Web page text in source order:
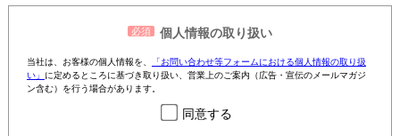
個人情報の取り扱い
同意する
当社は、お客様の個人情報を、
「お問い合わせ等フォームにおける個人情報の取り扱
い」 に定めるところに基づき取り扱い、営業上のご案内（広告・宣伝のメールマガジ
ン含む）を行う場合があります。